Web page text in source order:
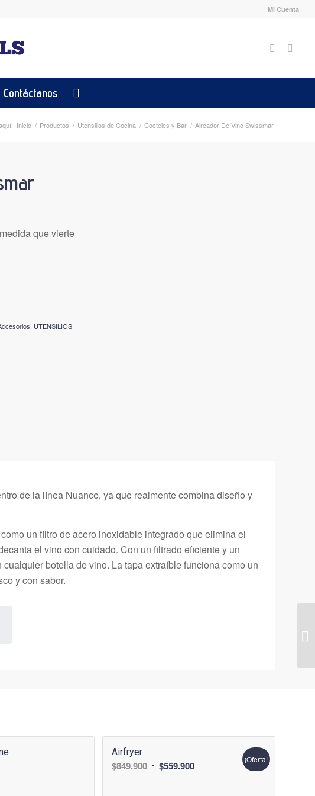
Mi Cuenta
Contáctanos
Inicio / Productos / Utensilios de Cocina / Cocteles y Bar / Aireador De Vino Swissmar
que vierte
UTENSILIOS
de la línea Nuance, ya que realmente combina diseño y
un filtro de acero inoxidable integrado que elimina el
el vino con cuidado. Con un filtrado eficiente y un
botella de vino. La tapa extraíble funciona como un
y con sabor.
Airfryer
$849.900 El $559.900El
¡Oferta!